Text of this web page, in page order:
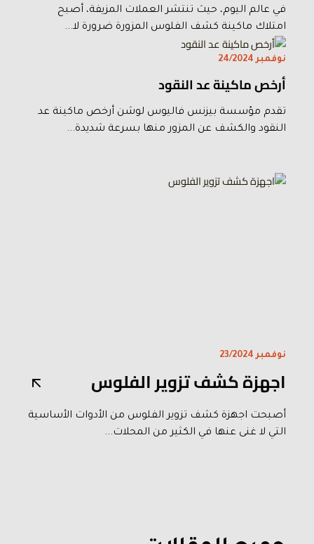
في عالم اليوم، حيث تنتشر العملات المزيفة، أصبح
امتلاك ماكينة كشف الفلوس المزورة ضرورة لا...
نوفمبر 24/2024
أرخص ماكينة عد النقود
تقدم مؤسسة بيزنس فاليوس لوشن أرخص ماكينة عد
النقود والكشف عن المزور منها بسرعة شديدة...
نوفمبر 23/2024
اجهزة كشف تزوير الفلوس
أصبحت اجهزة كشف تزوير الفلوس من الأدوات الأساسية
التي لا غنى عنها في الكثير من المحلات...